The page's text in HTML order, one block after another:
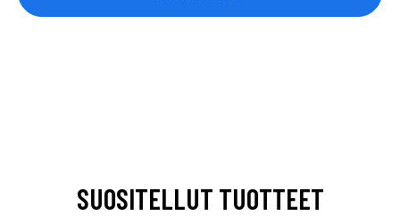
SUOSITELLUT TUOTTEET